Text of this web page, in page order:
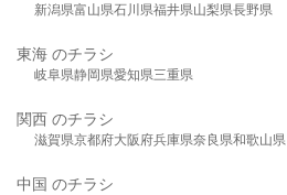
新潟県富山県石川県福井県山梨県長野県
東海 のチラシ
岐阜県静岡県愛知県三重県
関西 のチラシ
滋賀県京都府大阪府兵庫県奈良県和歌山県
中国 のチラシ